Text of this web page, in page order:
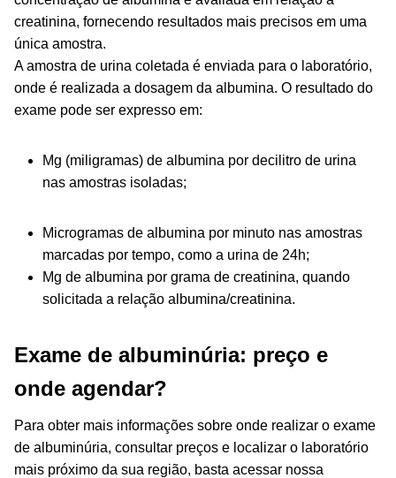
creatinina, fornecendo resultados mais precisos em uma
única amostra.
A amostra de urina coletada é enviada para o laboratório,
onde é realizada a dosagem da albumina. O resultado do
exame pode ser expresso em:
Mg (miligramas) de albumina por decilitro de urina
nas amostras isoladas;
Microgramas de albumina por minuto nas amostras
marcadas por tempo, como a urina de 24h;
Mg de albumina por grama de creatinina, quando
solicitada a relação albumina/creatinina.
Exame de albuminúria: preço e
onde agendar?
Para obter mais informações sobre onde realizar o exame
de albuminúria, consultar preços e localizar o laboratório
mais próximo da sua região, basta acessar nossa